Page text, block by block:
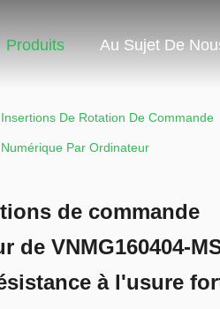
Produits Au Sujet De
Insertions De Rotation De Commande
Numérique Par Ordinateur
de commande
de VNMG160404-
à l'usure